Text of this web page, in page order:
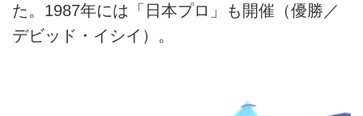
た。1987年には「日本プロ」も開催（優勝／
デビッド・イシイ）。